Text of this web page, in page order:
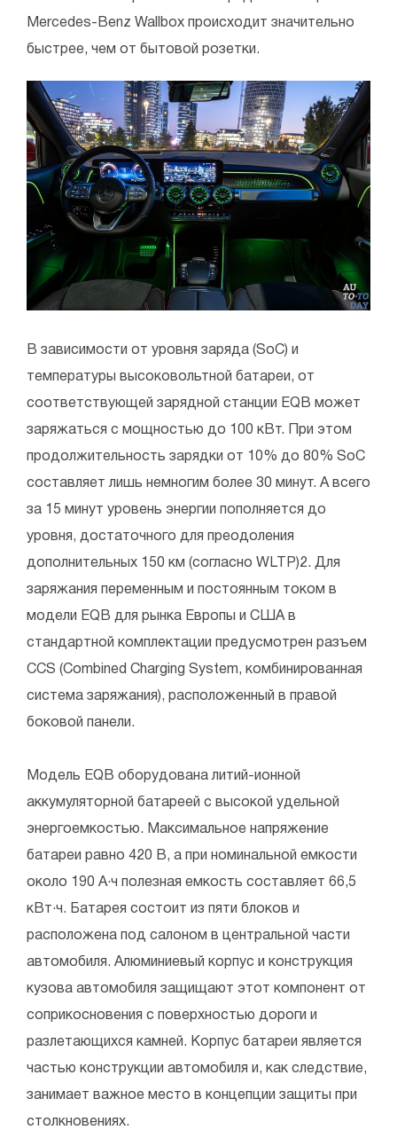
Mercedes-Benz Wallbox происходит значительно
быстрее, чем от бытовой розетки.
В зависимости от уровня заряда (SoC) и
температуры высоковольтной батареи, от
соответствующей зарядной станции EQB может
заряжаться с мощностью до 100 кВт. При этом
продолжительность зарядки от 10% до 80% SoC
составляет лишь немногим более 30 минут. А всего
за 15 минут уровень энергии пополняется до
уровня, достаточного для преодоления
дополнительных 150 км (согласно WLTP)​2. Для
заряжания переменным и постоянным током в
модели EQB для рынка Европы и США в
стандартной комплектации предусмотрен разъем
CCS (Combined Charging System, комбинированная
система заряжания), расположенный в правой
боковой панели.
Модель EQB оборудована литий-ионной
аккумуляторной батареей с высокой удельной
энергоемкостью. Максимальное напряжение
батареи равно 420 В, а при номинальной емкости
около 190 А·ч полезная емкость составляет 66,5
кВт·ч. Батарея состоит из пяти блоков и
расположена под салоном в центральной части
автомобиля. Алюминиевый корпус и конструкция
кузова автомобиля защищают этот компонент от
соприкосновения с поверхностью дороги и
разлетающихся камней. Корпус батареи является
частью конструкции автомобиля и, как следствие,
занимает важное место в концепции защиты при
столкновениях.